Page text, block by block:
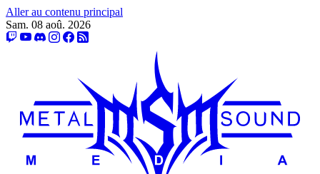
Aller au contenu principal
Sam. 08 aoû. 2026